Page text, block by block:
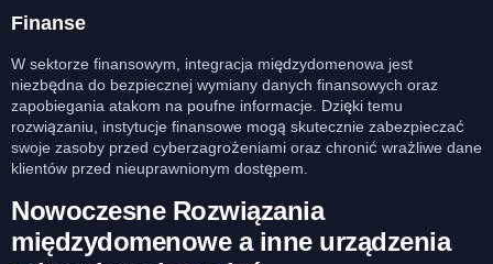
Finanse
W sektorze finansowym, integracja międzydomenowa jest
niezbędna do bezpiecznej wymiany danych finansowych oraz
zapobiegania atakom na poufne informacje. Dzięki temu
rozwiązaniu, instytucje finansowe mogą skutecznie zabezpieczać
swoje zasoby przed cyberzagrożeniami oraz chronić wrażliwe dane
klientów przed nieuprawnionym dostępem.
Nowoczesne Rozwiązania
międzydomenowe a inne urządzenia